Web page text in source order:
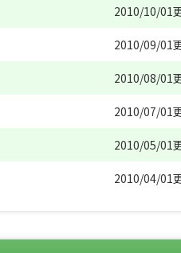
2010/10/01
2010/09/01
2010/08/01
2010/07/01
2010/05/01
2010/04/01